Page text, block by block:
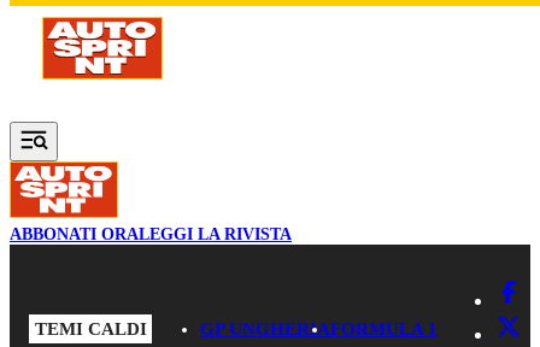
Vai al contenuto principale
ABBONATI ORALEGGI LA RIVISTA
TEMI CALDI GP UNGHERIAFORMULA 1